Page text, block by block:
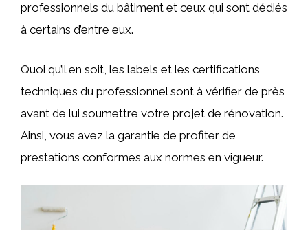
professionnels du bâtiment et ceux qui sont dédiés
à certains d’entre eux.
Quoi qu’il en soit, les labels et les certifications
techniques du professionnel sont à vérifier de près
avant de lui soumettre votre projet de rénovation.
Ainsi, vous avez la garantie de profiter de
prestations conformes aux normes en vigueur.